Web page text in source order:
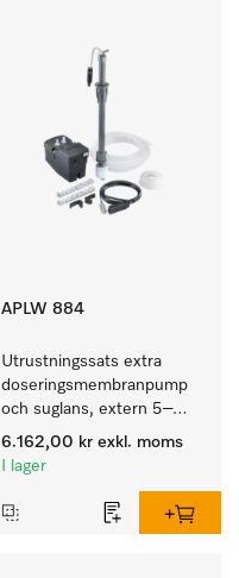
APLW 884
Utrustningssats extra
doseringsmembranpump
och suglans, extern 5–
10 l behållare för
PLW 8636.
6.162,00 kr exkl. moms
I lager